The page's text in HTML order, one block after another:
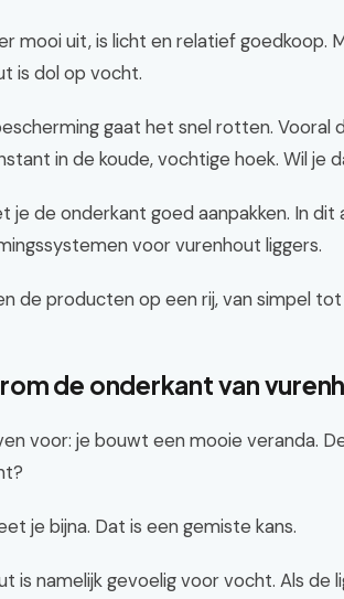
mooi uit, is licht en relatief goedkoop.
is dol op vocht.
gaat het snel rotten. Vooral
in de koude, vochtige hoek. Wil je
je de onderkant goed aanpakken. In
voor vurenhout liggers.
de producten op een rij, van simpel
de onderkant van
voor: je bouwt een mooie veranda.
je bijna. Dat is een gemiste kans.
is namelijk gevoelig voor vocht. Als